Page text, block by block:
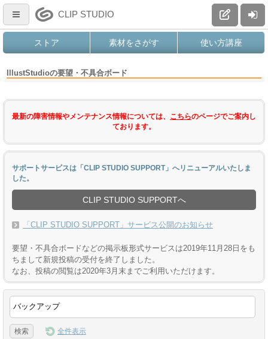
CLIP STUDIO
ストア 素材をさがす 使い方講座
IllustStudioの要望・不具合ボード
最新の障害情報やメンテナンス情報については、 こちらのページでご案内し
ております。
サポートサービスは「CLIP STUDIO SUPPORT」へリニューアルいたしま
した。
CLIP STUDIO SUPPORTへ
「CLIP STUDIO SUPPORT」サービス公開のお知らせ
要望・不具合ボードなどの掲示板形式サービスは2019年11月28日をも
ちまして新規投稿の受付を終了しました。
なお、投稿の閲覧は2020年3月末までご利用いただけます。
全件表示